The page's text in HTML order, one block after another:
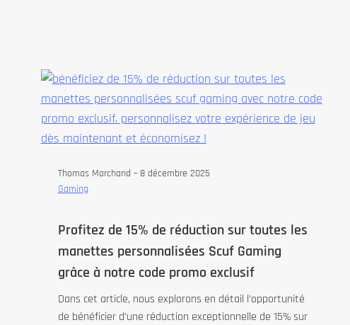
Thomas Marchand – 8 décembre 2025
Gaming
Profitez de 15% de réduction sur toutes les
manettes personnalisées Scuf Gaming
grâce à notre code promo exclusif
Dans cet article, nous explorons en détail l’opportunité
de bénéficier d’une réduction exceptionnelle de 15% sur